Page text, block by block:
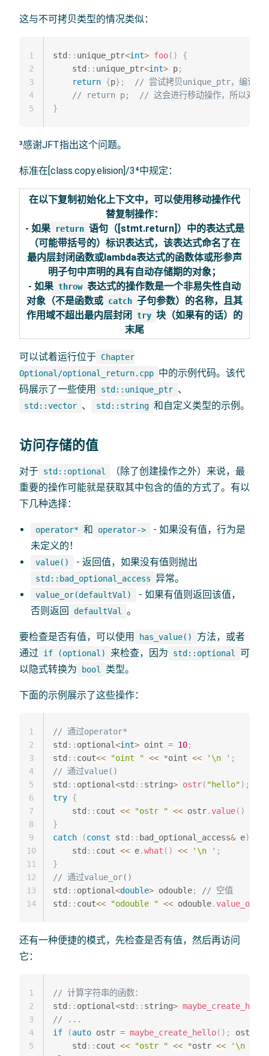
这与不可拷贝类型的情况类似：
std :: unique_ptr<int> foo( )
{
    std
:: unique_ptr<int> p;
return {p} ;
// 尝试拷贝unique_ptr，编译会
// return p;  // 这会进行移动操作，所以对于
}
1
2
3
4
5
³感谢JFT指出这个问题。
标准在[class.copy.elision]/3⁴中规定：
在以下复制初始化上下文中，可以使用移动操作代
替复制操作：
- 如果
return 语句（[stmt.return]）中的表达式是
（可能带括号的）标识表达式，该表达式命名了在
最内层封闭函数或lambda表达式的函数体或形参声
明子句中声明的具有自动存储期的对象；
- 如果 throw 表达式的操作数是一个非易失性自动
对象（不是函数或 catch 子句参数）的名称，且其
作用域不超出最内层封闭
try 块（如果有的话）的
末尾
可以试着运行位于 Chapter
Optional/optional_return.cpp 中的示例代码。该代
码展示了一些使用
std::unique_ptr 、
std::vector 、 std::string 和自定义类型的示例。
访问存储的值
对于 std::optional
（除了创建操作之外）来说，最
重要的操作可能就是获取其中包含的值的方式了。有以
下几种选择：
operator* 和 operator->
- 如果没有值，行为是
未定义的！
value() - 返回值，如果没有值则抛出
std::bad_optional_access 异常。
value_or(defaultVal)
- 如果有值则返回该值，
否则返回
defaultVal 。
要检查是否有值，可以使用 has_value()
方法，或者
通过 if (optional) 来检查，因为 std::optional
可
以隐式转换为
bool 类型。
下面的示例展示了这些操作：
// 通过operator*
std :: optional<int> oint = 10;
std :: cout<< "oint " << *oint << '\n ' ;
// 通过value()
std :: optional<std :: string> ostr( "hello") ;
try {
    std
:: cout << "ostr " << ostr.value( )
}
catch
(const std :: bad_optional_access& e)
    std
:: cout << e.what ( ) << '\n ' ;
}
// 通过value_or()
std :: optional<double> odouble;
// 空值
std :: cout<< "odouble " << odouble.value_or
1
2
3
4
5
6
7
8
9
10
11
12
13
14
还有一种便捷的模式，先检查是否有值，然后再访问
它：
// 计算字符串的函数：
std :: optional<std :: string> maybe_create_hello
// ...
if
(auto ostr = maybe_create_hello( ) ; ostr
    std
:: cout << "ostr " << *ostr << '\n '
1
2
3
4
5